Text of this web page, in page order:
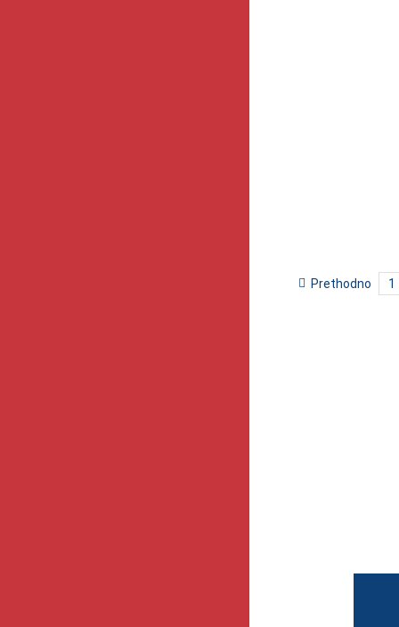
Prethodno 1